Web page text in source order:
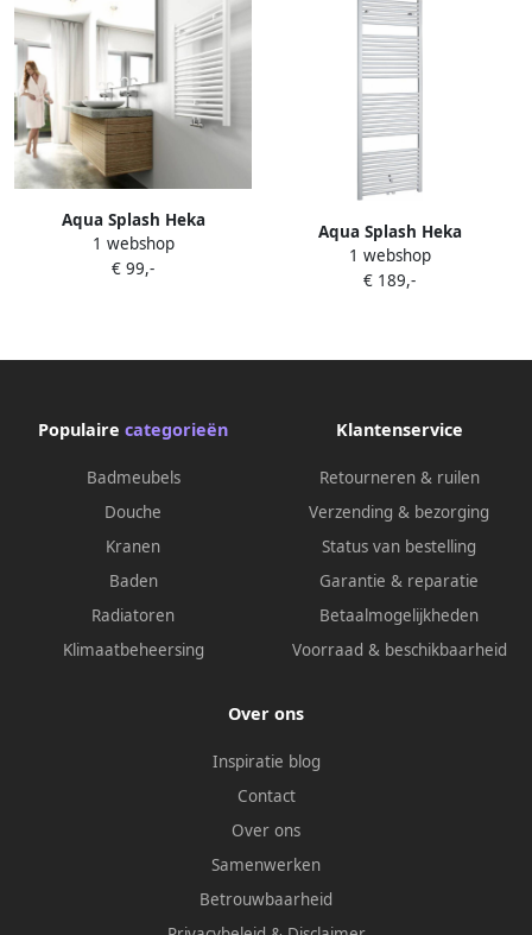
Aqua Splash Heka
Sierradiator Wit 766X600
Midden Onder Aansluiting
1 webshop
€ 99,-
Aqua Splash Heka
Sierradiator Wit 1817X600
Midden Onder Aansluiting
1 webshop
€ 189,-
Populaire categorieën
Badmeubels
Douche
Kranen
Baden
Radiatoren
Klimaatbeheersing
Klantenservice
Retourneren & ruilen
Verzending & bezorging
Status van bestelling
Garantie & reparatie
Betaalmogelijkheden
Voorraad & beschikbaarheid
Over ons
Inspiratie blog
Contact
Over ons
Samenwerken
Betrouwbaarheid